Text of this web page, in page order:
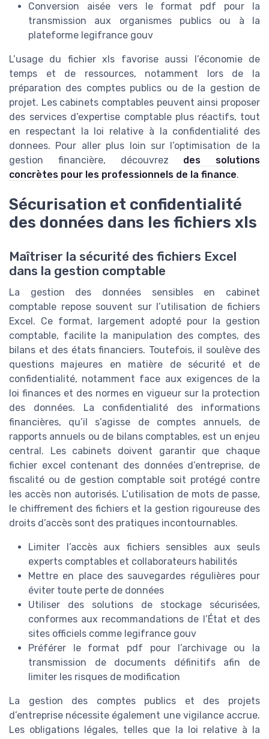
Conversion aisée vers le format pdf pour la
transmission aux organismes publics ou à la
plateforme legifrance gouv
L’usage du fichier xls favorise aussi l’économie de
temps et de ressources, notamment lors de la
préparation des comptes publics ou de la gestion de
projet. Les cabinets comptables peuvent ainsi proposer
des services d’expertise comptable plus réactifs, tout
en respectant la loi relative à la confidentialité des
donnees. Pour aller plus loin sur l’optimisation de la
gestion financière, découvrez des solutions
concrètes pour les professionnels de la finance.
Sécurisation et confidentialité
des données dans les fichiers xls
Maîtriser la sécurité des fichiers Excel
dans la gestion comptable
La gestion des données sensibles en cabinet
comptable repose souvent sur l’utilisation de fichiers
Excel. Ce format, largement adopté pour la gestion
comptable, facilite la manipulation des comptes, des
bilans et des états financiers. Toutefois, il soulève des
questions majeures en matière de sécurité et de
confidentialité, notamment face aux exigences de la
loi finances et des normes en vigueur sur la protection
des données. La confidentialité des informations
financières, qu’il s’agisse de comptes annuels, de
rapports annuels ou de bilans comptables, est un enjeu
central. Les cabinets doivent garantir que chaque
fichier excel contenant des données d’entreprise, de
fiscalité ou de gestion comptable soit protégé contre
les accès non autorisés. L’utilisation de mots de passe,
le chiffrement des fichiers et la gestion rigoureuse des
droits d’accès sont des pratiques incontournables.
Limiter l’accès aux fichiers sensibles aux seuls
experts comptables et collaborateurs habilités
Mettre en place des sauvegardes régulières pour
éviter toute perte de données
Utiliser des solutions de stockage sécurisées,
conformes aux recommandations de l’État et des
sites officiels comme legifrance gouv
Préférer le format pdf pour l’archivage ou la
transmission de documents définitifs afin de
limiter les risques de modification
La gestion des comptes publics et des projets
d’entreprise nécessite également une vigilance accrue.
Les obligations légales, telles que la loi relative à la